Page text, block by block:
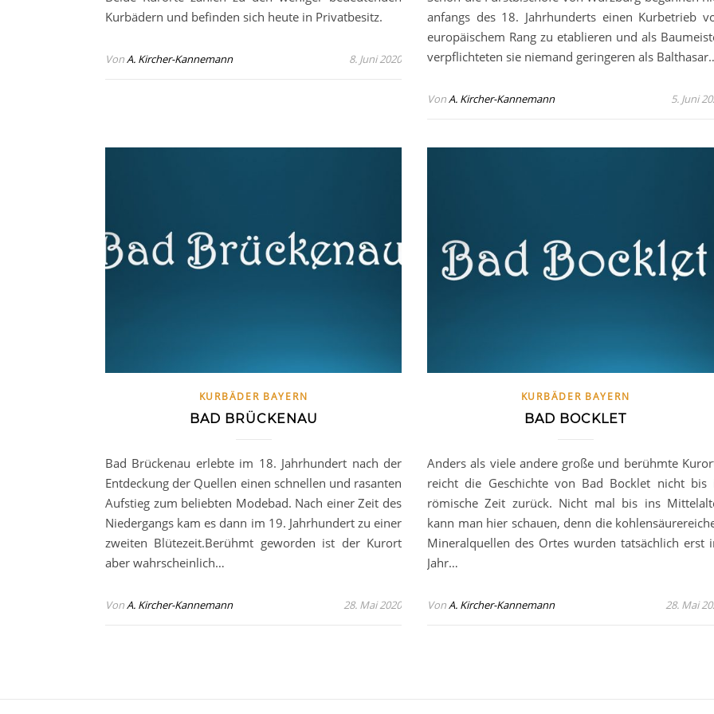
Kurbädern und befinden sich heute in Privatbesitz.
VonA. Kircher-Kannemann 8. Juni 2020
anfangs des 18. Jahrhunderts einen Kurbetrieb
europäischem Rang zu etablieren und als
verpflichteten sie niemand geringeren als
VonA. Kircher-Kannemann 5. Juni
KURBÄDER BAYERN
BAD BRÜCKENAU
Bad Brückenau erlebte im 18. Jahrhundert nach der
Entdeckung der Quellen einen schnellen und rasanten
Aufstieg zum beliebten Modebad. Nach einer Zeit des
Niedergangs kam es dann im 19. Jahrhundert zu einer
zweiten Blütezeit.Berühmt geworden ist der Kurort
aber wahrscheinlich…
VonA. Kircher-Kannemann 28. Mai 2020
KURBÄDER BAYERN
BAD BOCKLET
Anders als viele andere große und berühmte
reicht die Geschichte von Bad Bocklet nicht bis
römische Zeit zurück. Nicht mal bis ins
kann man hier schauen, denn die
Mineralquellen des Ortes wurden tatsächlich erst
Jahr…
VonA. Kircher-Kannemann 28. Mai